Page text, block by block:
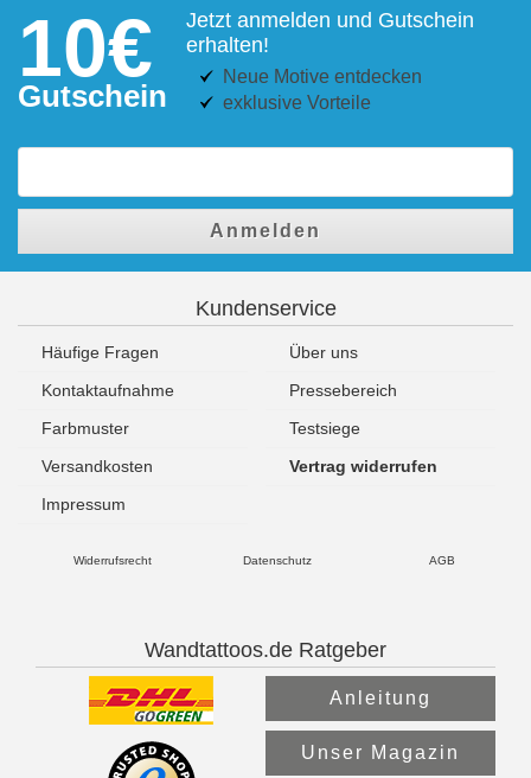
10€
Gutschein
Jetzt anmelden und Gutschein
erhalten!
Neue Motive entdecken
exklusive Vorteile
Anmelden
Kundenservice
Häufige Fragen
Über uns
Kontaktaufnahme
Pressebereich
Farbmuster
Testsiege
Versandkosten
Vertrag widerrufen
Impressum
Widerrufsrecht Datenschutz AGB
Wandtattoos.de Ratgeber
Anleitung
Unser Magazin